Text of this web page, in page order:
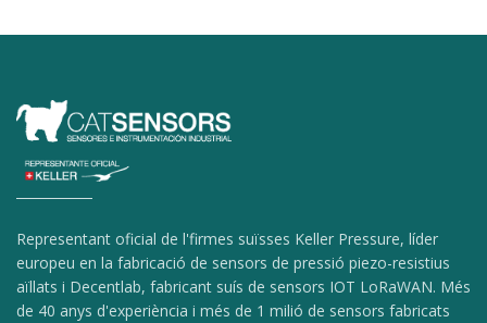
Representant oficial de l'firmes suïsses Keller Pressure, líder
europeu en la fabricació de sensors de pressió piezo-resistius
aïllats i Decentlab, fabricant suís de sensors IOT LoRaWAN. Més
de 40 anys d'experiència i més de 1 milió de sensors fabricats